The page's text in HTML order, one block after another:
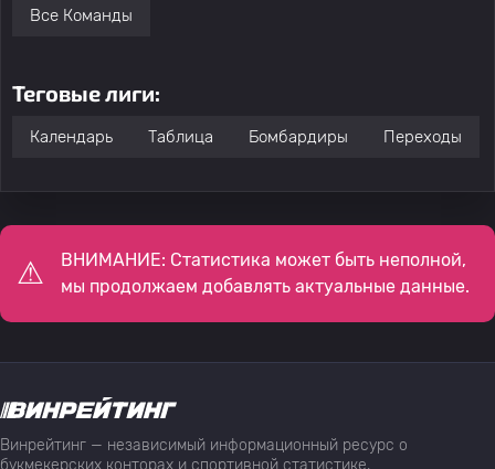
Все Команды
Теговые лиги:
Календарь Таблица Бомбардиры Переходы
ВНИМАНИЕ: Статистика может быть неполной,
мы продолжаем добавлять актуальные данные.
Винрейтинг — независимый информационный ресурс о
букмекерских конторах и спортивной статистике,